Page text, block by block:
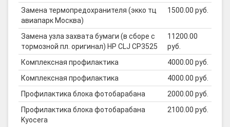
Замена термопредохранителя (экко тц
авиапарк Москва)
1500.00 руб.
Замена узла захвата бумаги (в сборе с
тормозной пл. оригинал) HP CLJ CP3525
11200.00
руб.
Комплексная профилактика
4000.00 руб.
Комплексная профилактика
4000.00 руб.
Профилактика блока фотобарабана
2000.00 руб.
Профилактика блока фотобарабана
Kyocera
2100.00 руб.